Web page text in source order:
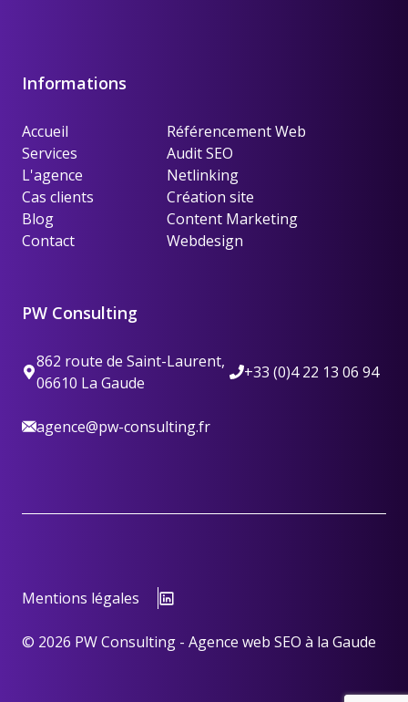
Informations
Accueil
Services
L'agence
Cas clients
Blog
Contact
Référencement Web
Audit SEO
Netlinking
Création site
Content Marketing
Webdesign
PW Consulting
862 route de Saint-Laurent,
06610 La Gaude
+33 (0)4 22 13 06 94
agence@pw-consulting.fr
© 2026 PW Consulting - Agence web SEO à la Gaude
Mentions légales